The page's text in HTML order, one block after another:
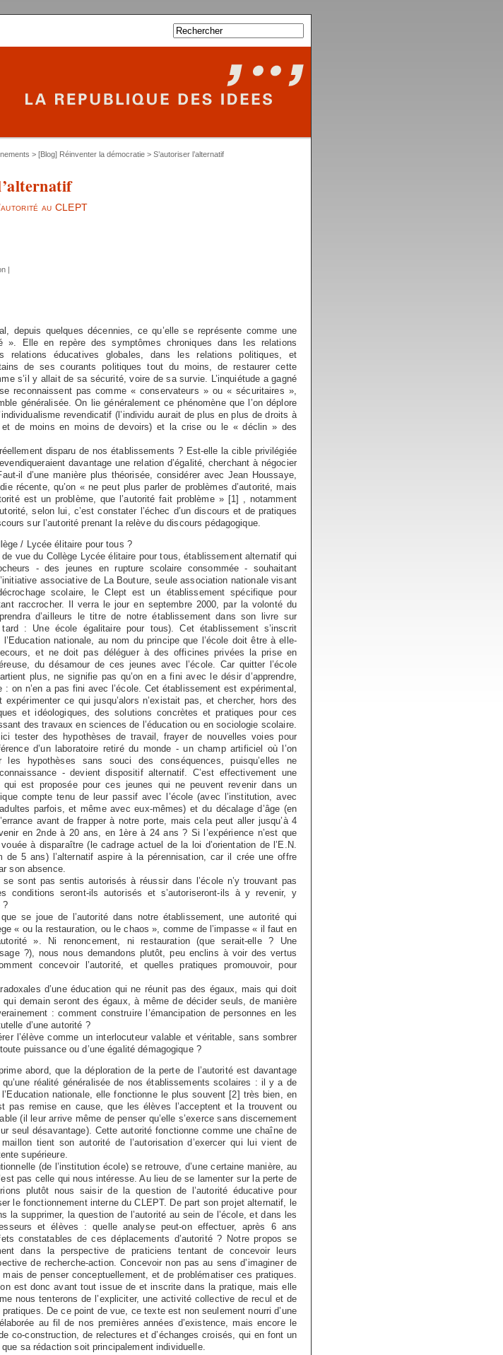
> [Blog] Réinventer la démocratie > S’autoriser l’alternatif
au CLEPT
|
depuis quelques décennies, ce qu’elle se représente comme une
». Elle en repère des symptômes chroniques dans les relations
relations éducatives globales, dans les relations politiques, et
de ses courants politiques tout du moins, de restaurer cette
s’il y allait de sa sécurité, voire de sa survie. L’inquiétude a gagné
reconnaissent pas comme « conservateurs » ou « sécuritaires »,
généralisée. On lie généralement ce phénomène que l’on déplore
revendicatif (l’individu aurait de plus en plus de droits à
et de moins en moins de devoirs) et la crise ou le « déclin » des
disparu de nos établissements ? Est-elle la cible privilégiée
davantage une relation d’égalité, cherchant à négocier
il d’une manière plus théorisée, considérer avec Jean Houssaye,
récente, qu’on « ne peut plus parler de problèmes d’autorité, mais
est un problème, que l’autorité fait problème »[1] , notamment
selon lui, c’est constater l’échec d’un discours et de pratiques
sur l’autorité prenant la relève du discours pédagogique.
/ Lycée élitaire pour tous ?
de vue du Collège Lycée élitaire pour tous, établissement alternatif qui
- des jeunes en rupture scolaire consommée - souhaitant
associative de La Bouture, seule association nationale visant
scolaire, le Clept est un établissement spécifique pour
raccrocher. Il verra le jour en septembre 2000, par la volonté du
d’ailleurs le titre de notre établissement dans son livre sur
: Une école égalitaire pour tous). Cet établissement s’inscrit
nationale, au nom du principe que l’école doit être à elle-
et ne doit pas déléguer à des officines privées la prise en
du désamour de ces jeunes avec l’école. Car quitter l’école
plus, ne signifie pas qu’on en a fini avec le désir d’apprendre,
: on n’en a pas fini avec l’école. Cet établissement est expérimental,
expérimenter ce qui jusqu’alors n’existait pas, et chercher, hors des
et idéologiques, des solutions concrètes et pratiques pour ces
des travaux en sciences de l’éducation ou en sociologie scolaire.
ici tester des hypothèses de travail, frayer de nouvelles voies pour
d’un laboratoire retiré du monde - un champ artificiel où l’on
les hypothèses sans souci des conséquences, puisqu’elles ne
- devient dispositif alternatif. C’est effectivement une
qui est proposée pour ces jeunes qui ne peuvent revenir dans un
compte tenu de leur passif avec l’école (avec l’institution, avec
parfois, et même avec eux-mêmes) et du décalage d’âge (en
avant de frapper à notre porte, mais cela peut aller jusqu’à 4
en 2nde à 20 ans, en 1ère à 24 ans ? Si l’expérience n’est que
à disparaître (le cadrage actuel de la loi d’orientation de l’E.N.
de 5 ans) l’alternatif aspire à la pérennisation, car il crée une offre
son absence.
se sont pas sentis autorisés à réussir dans l’école n’y trouvant pas
conditions seront-ils autorisés et s’autoriseront-ils à y revenir, y
?
que se joue de l’autorité dans notre établissement, une autorité qui
« ou la restauration, ou le chaos », comme de l’impasse « il faut en
». Ni renoncement, ni restauration (que serait-elle ? Une
?), nous nous demandons plutôt, peu enclins à voir des vertus
concevoir l’autorité, et quelles pratiques promouvoir, pour
d’une éducation qui ne réunit pas des égaux, mais qui doit
demain seront des égaux, à même de décider seuls, de manière
: comment construire l’émancipation de personnes en les
d’une autorité ?
l’élève comme un interlocuteur valable et véritable, sans sombrer
puissance ou d’une égalité démagogique ?
abord, que la déploration de la perte de l’autorité est davantage
réalité généralisée de nos établissements scolaires : il y a de
l’Education nationale, elle fonctionne le plus souvent [2] très bien, en
pas remise en cause, que les élèves l’acceptent et la trouvent ou
(il leur arrive même de penser qu’elle s’exerce sans discernement
seul désavantage). Cette autorité fonctionne comme une chaîne de
tient son autorité de l’autorisation d’exercer qui lui vient de
supérieure.
(de l’institution école) se retrouve, d’une certaine manière, au
pas celle qui nous intéresse. Au lieu de se lamenter sur la perte de
plutôt nous saisir de la question de l’autorité éducative pour
le fonctionnement interne du CLEPT. De part son projet alternatif, le
la supprimer, la question de l’autorité au sein de l’école, et dans les
et élèves : quelle analyse peut-on effectuer, après 6 ans
constatables de ces déplacements d’autorité ? Notre propos se
dans la perspective de praticiens tentant de concevoir leurs
de recherche-action. Concevoir non pas au sens d’imaginer de
de penser conceptuellement, et de problématiser ces pratiques.
est donc avant tout issue de et inscrite dans la pratique, mais elle
nous tenterons de l’expliciter, une activité collective de recul et de
De ce point de vue, ce texte est non seulement nourri d’une
au fil de nos premières années d’existence, mais encore le
co-construction, de relectures et d’échanges croisés, qui en font un
sa rédaction soit principalement individuelle.